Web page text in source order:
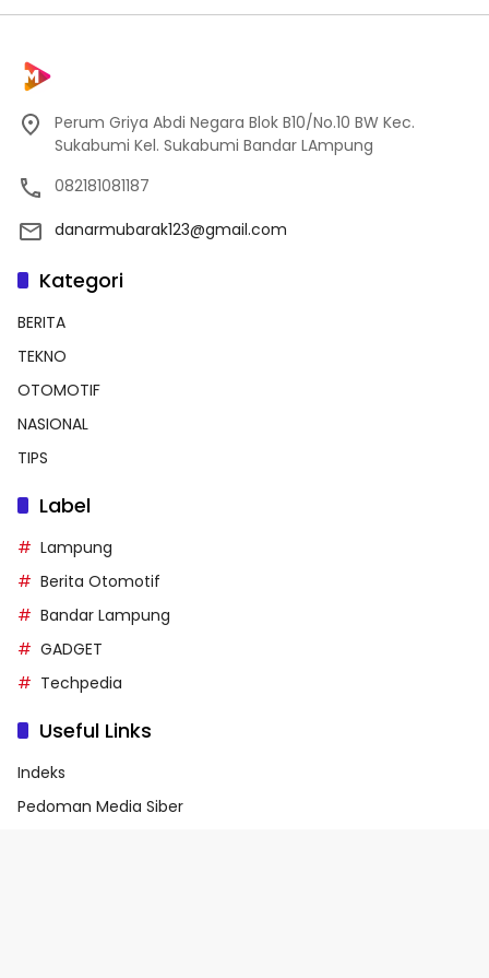
Perum Griya Abdi Negara Blok B10/No.10 BW Kec.
Sukabumi Kel. Sukabumi Bandar LAmpung
082181081187
danarmubarak123@gmail.com
Kategori
BERITA
TEKNO
OTOMOTIF
NASIONAL
TIPS
Label
Lampung
Berita Otomotif
Bandar Lampung
GADGET
Techpedia
Useful Links
Indeks
Pedoman Media Siber